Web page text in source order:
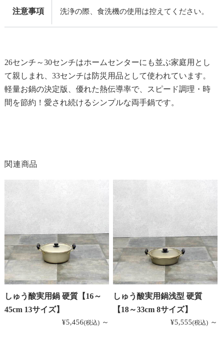
注意事項 洗浄の際、食洗機の使用は控えてください。
26センチ～30センチはホームセンターにも並ぶ家庭用とし
て親しまれ、33センチは防災用品として使われています。
軽量お鍋の決定版、優れた熱伝導率で、スピード調理・時
間を節約！愛され続けるシンプルな両手鍋です。
関連商品
しゅう酸実用鍋 硬質【16～
45cm 13サイズ】
¥5,456(税込) ～
しゅう酸実用鍋浅型 硬質
【18～33cm 8サイズ】
¥5,555(税込) ～